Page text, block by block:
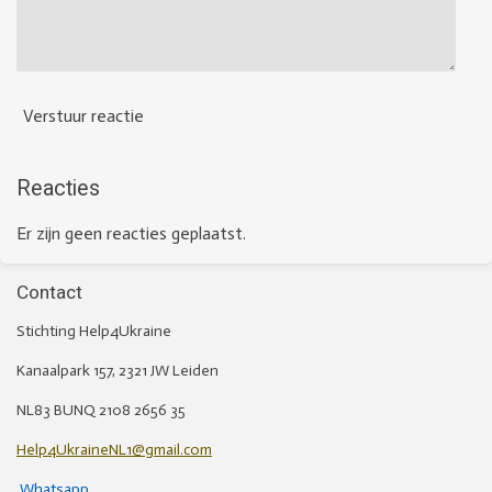
Verstuur reactie
Reacties
Er zijn geen reacties geplaatst.
Contact
Stichting Help4Ukraine
Kanaalpark 157, 2321 JW Leiden
NL83 BUNQ 2108 2656 35
Help4UkraineNL1@gmail.com